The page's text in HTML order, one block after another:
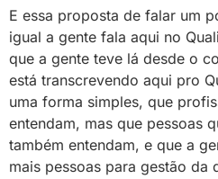
E essa proposta de falar um
igual a gente fala aqui no
que a gente teve lá desde o
está transcrevendo aqui pro
uma forma simples, que
entendam, mas que pessoas
também entendam, e que a
mais pessoas para gestão da